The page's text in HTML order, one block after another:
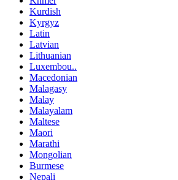
Kurdish
Kyrgyz
Latin
Latvian
Lithuanian
Luxembou..
Macedonian
Malagasy
Malay
Malayalam
Maltese
Maori
Marathi
Mongolian
Burmese
Nepali